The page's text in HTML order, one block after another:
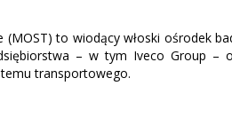
(MOST) to wiodący włoski ośrodek
– w tym Iveco Group
transportowego.